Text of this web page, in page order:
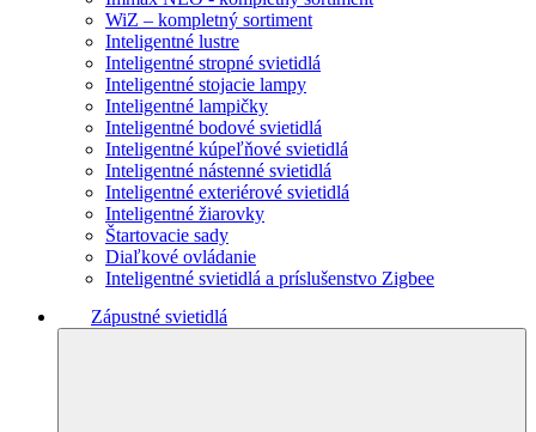
WiZ – kompletný sortiment
Inteligentné lustre
Inteligentné stropné svietidlá
Inteligentné stojacie lampy
Inteligentné lampičky
Inteligentné bodové svietidlá
Inteligentné kúpeľňové svietidlá
Inteligentné nástenné svietidlá
Inteligentné exteriérové svietidlá
Inteligentné žiarovky
Štartovacie sady
Diaľkové ovládanie
Inteligentné svietidlá a príslušenstvo Zigbee
Zápustné svietidlá